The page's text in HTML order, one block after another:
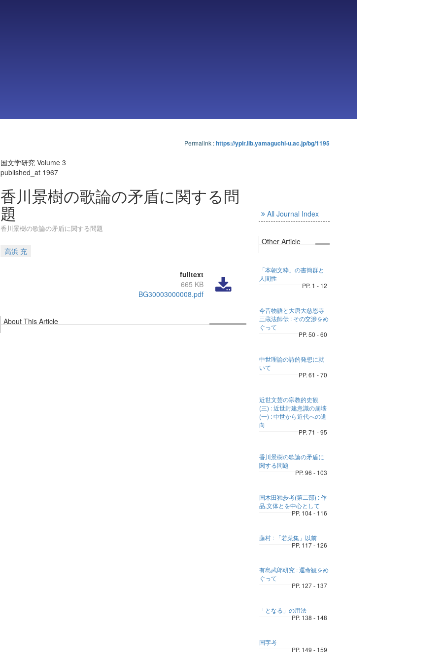
Permalink :https://ypir.lib.yamaguchi-u.ac.jp/bg/1195
国文学研究 Volume 3
published_at 1967
香川景樹の歌論の矛盾に関する問
題
香川景樹の歌論の矛盾に関する問題
高浜 充
fulltext
665 KB
BG30003000008.pdf
About This Article
All Journal Index
Other Article
「本朝文粋」の書簡群と
人間性
PP. 1 - 12
今昔物語と大唐大慈恩寺
三蔵法師伝 : その交渉をめ
ぐって
PP. 50 - 60
中世理論の詩的発想に就
いて
PP. 61 - 70
近世文芸の宗教的史観
(三) : 近世封建意識の崩壊
(一) : 中世から近代への進
向
PP. 71 - 95
香川景樹の歌論の矛盾に
関する問題
PP. 96 - 103
国木田独歩考(第二部) : 作
品,文体とを中心として
PP. 104 - 116
藤村 : 「若菜集」以前
PP. 117 - 126
有島武郎研究 : 運命観をめ
ぐって
PP. 127 - 137
「となる」の用法
PP. 138 - 148
国字考
PP. 149 - 159